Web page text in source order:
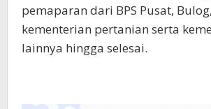
pemaparan dari BPS Pusat,
kementerian pertanian serta
lainnya hingga selesai.